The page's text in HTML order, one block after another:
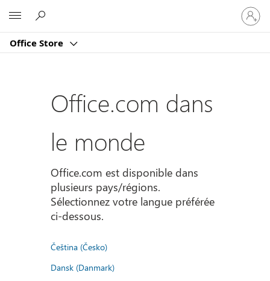
Office Store
vous
à
compte
Office.com dans
le monde
Office.com est disponible dans
plusieurs pays/régions.
Sélectionnez votre langue préférée
ci-dessous.
Čeština (Česko)
Dansk (Danmark)